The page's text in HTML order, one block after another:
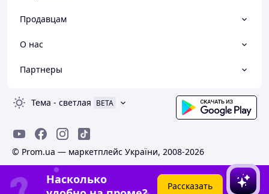
Продавцам
О нас
Партнеры
Тема - светлая BETA
© Prom.ua — маркетплейс України, 2008-2026
Насколько
Рассказать